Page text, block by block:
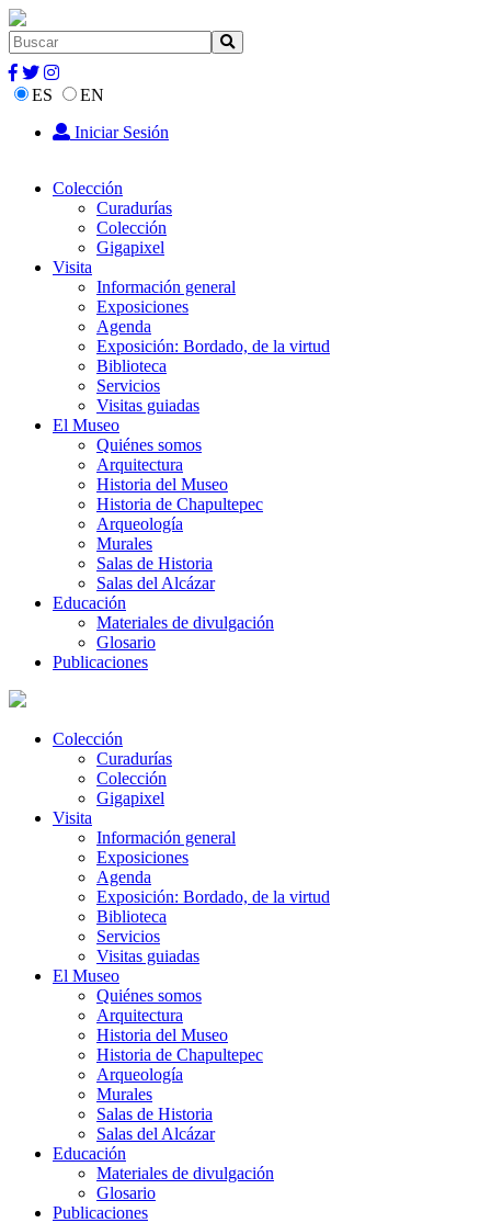
ES
EN
Iniciar Sesión
Colección
Curadurías
Colección
Gigapixel
Visita
Información general
Exposiciones
Agenda
Exposición: Bordado, de la virtud
Biblioteca
Servicios
Visitas guiadas
El Museo
Quiénes somos
Arquitectura
Historia del Museo
Historia de Chapultepec
Arqueología
Murales
Salas de Historia
Salas del Alcázar
Educación
Materiales de divulgación
Glosario
Publicaciones
Colección
Curadurías
Colección
Gigapixel
Visita
Información general
Exposiciones
Agenda
Exposición: Bordado, de la virtud
Biblioteca
Servicios
Visitas guiadas
El Museo
Quiénes somos
Arquitectura
Historia del Museo
Historia de Chapultepec
Arqueología
Murales
Salas de Historia
Salas del Alcázar
Educación
Materiales de divulgación
Glosario
Publicaciones